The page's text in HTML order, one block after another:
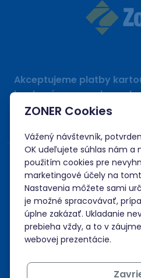
Akceptujeme platby
bankovým prevodom a
ZONER Cookies
Vážený návštevník,
OK udeľujete súhlas nám a
použitím cookies pre
marketingové účely na
Nastavenia môžete sami
je možné spracovávať,
úplne zakázať. Ukladanie
prebieha vždy, a to v
webovej prezentácie.